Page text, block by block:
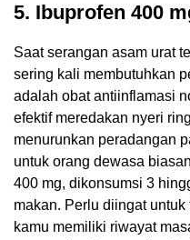
5. Ibuprofen 400
Saat serangan asam urat
sering kali membutuhkan
adalah obat antiinflamasi
efektif meredakan nyeri
menurunkan peradangan
untuk orang dewasa
400 mg, dikonsumsi 3
makan. Perlu diingat
kamu memiliki riwayat